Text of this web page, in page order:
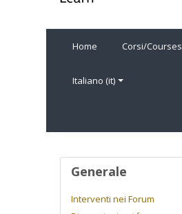
Home Corsi/Courses
Italiano ‎(it)‎
Profilo utente
Generale
Interventi nei Forum